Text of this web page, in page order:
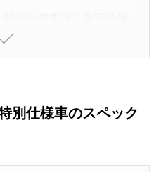
別仕様車は事故の被害
！
別仕様車のスペック